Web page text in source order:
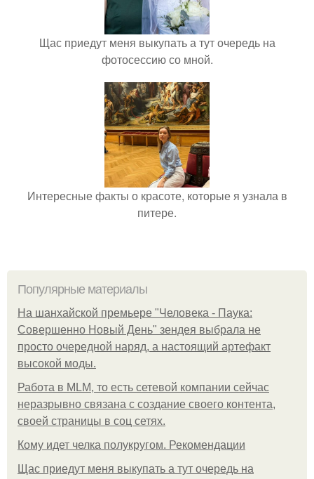
Щас приедут меня выкупать а тут очередь на
фотосессию со мной.
Интересные факты о красоте, которые я узнала в
питере.
Популярные материалы
На шанхайской премьере "Человека - Паука:
Совершенно Новый День" зендея выбрала не
просто очередной наряд, а настоящий артефакт
высокой моды.
Работа в MLM, то есть сетевой компании сейчас
неразрывно связана с создание своего контента,
своей страницы в соц сетях.
Кому идет челка полукругом. Рекомендации
Щас приедут меня выкупать а тут очередь на